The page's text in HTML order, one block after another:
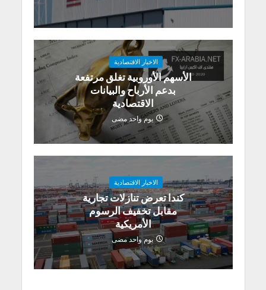
الاخبار الاقتصادية
الأسهم الأوروبية تغلق مرتفعة
بدعم الأرباح والبيانات
الاقتصادية
يوم واحد مضى
الاخبار الاقتصادية
كندا تعرض تنازلات تجارية
مقابل تخفيف الرسوم
الأمريكية
يوم واحد مضى